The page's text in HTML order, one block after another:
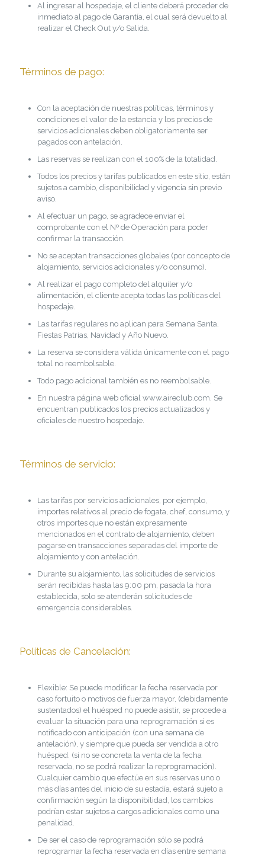
Al ingresar al hospedaje, el cliente deberá proceder de
inmediato al pago de Garantía, el cual será devuelto al
realizar el Check Out y/o Salida.
Términos de pago:
Con la aceptación de nuestras políticas, términos y
condiciones el valor de la estancia y los precios de
servicios adicionales deben obligatoriamente ser
pagados con antelación.
Las reservas se realizan con el 100% de la totalidad.
Todos los precios y tarifas publicados en este sitio, están
sujetos a cambio, disponibilidad y vigencia sin previo
aviso.
Al efectuar un pago, se agradece enviar el
comprobante con el Nº de Operación para poder
confirmar la transacción.
No se aceptan transacciones globales (por concepto de
alojamiento, servicios adicionales y/o consumo).
Al realizar el pago completo del alquiler y/o
alimentación, el cliente acepta todas las políticas del
hospedaje.
Las tarifas regulares no aplican para Semana Santa,
Fiestas Patrias, Navidad y Año Nuevo.
La reserva se considera válida únicamente con el pago
total no reembolsable.
Todo pago adicional también es no reembolsable.
En nuestra página web oficial www.aireclub.com. Se
encuentran publicados los precios actualizados y
oficiales de nuestro hospedaje.
Términos de servicio:
Las tarifas por servicios adicionales, por ejemplo,
importes relativos al precio de fogata, chef, consumo, y
otros importes que no están expresamente
mencionados en el contrato de alojamiento, deben
pagarse en transacciones separadas del importe de
alojamiento y con antelación.
Durante su alojamiento, las solicitudes de servicios
serán recibidas hasta las 9:00 pm, pasada la hora
establecida, solo se atenderán solicitudes de
emergencia considerables.
Políticas de Cancelación:
Flexible: Se puede modificar la fecha reservada por
caso fortuito o motivos de fuerza mayor, (debidamente
sustentados) el huésped no puede asistir, se procede a
evaluar la situación para una reprogramación si es
notificado con anticipación (con una semana de
antelación), y siempre que pueda ser vendida a otro
huésped. (si no se concreta la venta de la fecha
reservada, no se podrá realizar la reprogramación).
Cualquier cambio que efectúe en sus reservas uno o
más días antes del inicio de su estadía, estará sujeto a
confirmación según la disponibilidad, los cambios
podrían estar sujetos a cargos adicionales como una
penalidad.
De ser el caso de reprogramación sólo se podrá
reprogramar la fecha reservada en días entre semana